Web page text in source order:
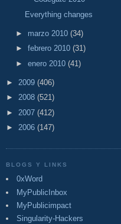
Everything changes
► marzo 2010 (34)
► febrero 2010 (31)
► enero 2010 (41)
► 2009 (406)
► 2008 (521)
► 2007 (412)
► 2006 (147)
BLOGS Y LINKS
0xWord
MyPublicInbox
MyPublicimpact
Singularity-Hackers